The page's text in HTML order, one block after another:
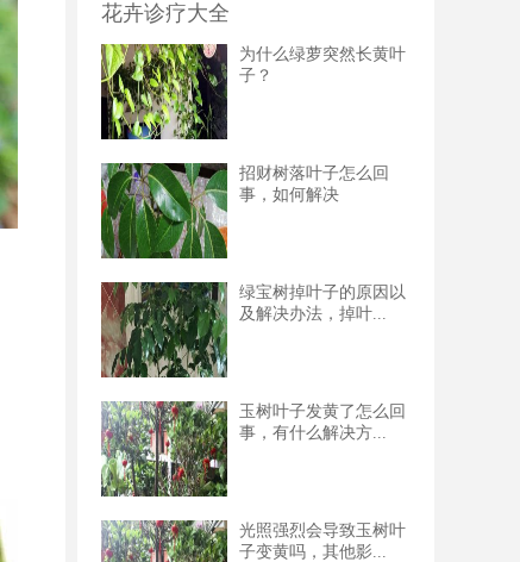
花卉诊疗大全
为什么绿萝突然长黄叶
子？
招财树落叶子怎么回
事，如何解决
绿宝树掉叶子的原因以
及解决办法，掉叶...
玉树叶子发黄了怎么回
事，有什么解决方...
光照强烈会导致玉树叶
子变黄吗，其他影...